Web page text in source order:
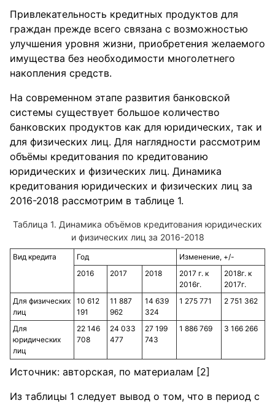
Привлекательность кредитных продуктов для
граждан прежде всего связана с возможностью
улучшения уровня жизни, приобретения желаемого
имущества без необходимости многолетнего
накопления средств.
На современном этапе развития банковской
системы существует большое количество
банковских продуктов как для юридических, так и
для физических лиц. Для наглядности рассмотрим
объёмы кредитования по кредитованию
юридических и физических лиц. Динамика
кредитования юридических и физических лиц за
2016-2018 рассмотрим в таблице 1.
Динамика объёмов кредитования юридических
и физических лиц за 2016-2018
Вид кредита Год
Изменение, +/-
2016
2017 2018
2017 г. к
2016г.
2018г. к
2017г.
Для физических
лиц
10 612
191
11 887
962
14 639
324
1 275 771 2 751 362
Для
юридических
лиц
22 146
708
24 033
477
27 199
743
1 886 769 3 166 266
Источник: авторская, по материалам [2]
Из таблицы 1 следует вывод о том, что в период с